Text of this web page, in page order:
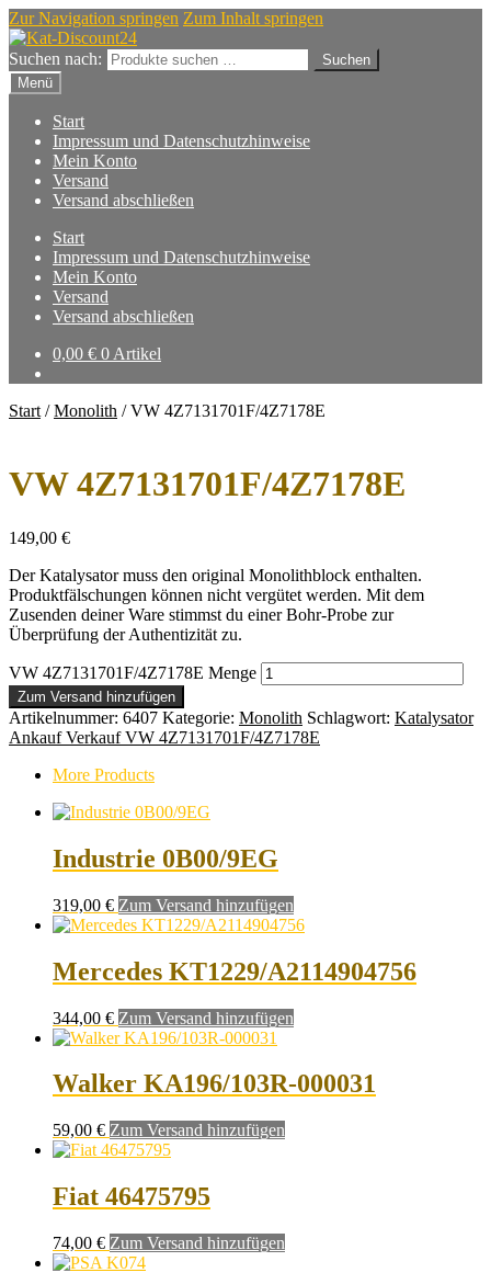
Zur Navigation springen Zum Inhalt springen
Suchen nach:
Suchen
Menü
Start
Impressum und Datenschutzhinweise
Mein Konto
Versand
Versand abschließen
Start
Impressum und Datenschutzhinweise
Mein Konto
Versand
Versand abschließen
0,00 € 0 Artikel
Start /Monolith /VW 4Z7131701F/4Z7178E
VW 4Z7131701F/4Z7178E
149,00 €
Der Katalysator muss den original Monolithblock enthalten.
Produktfälschungen können nicht vergütet werden. Mit dem
Zusenden deiner Ware stimmst du einer Bohr-Probe zur
Überprüfung der Authentizität zu.
VW 4Z7131701F/4Z7178E Menge
Zum Versand hinzufügen
Artikelnummer: 6407 Kategorie: Monolith Schlagwort: Katalysator
Ankauf Verkauf VW 4Z7131701F/4Z7178E
More Products
Industrie 0B00/9EG
319,00 € Zum Versand hinzufügen
Mercedes KT1229/A2114904756
344,00 € Zum Versand hinzufügen
Walker KA196/103R-000031
59,00 € Zum Versand hinzufügen
Fiat 46475795
74,00 € Zum Versand hinzufügen